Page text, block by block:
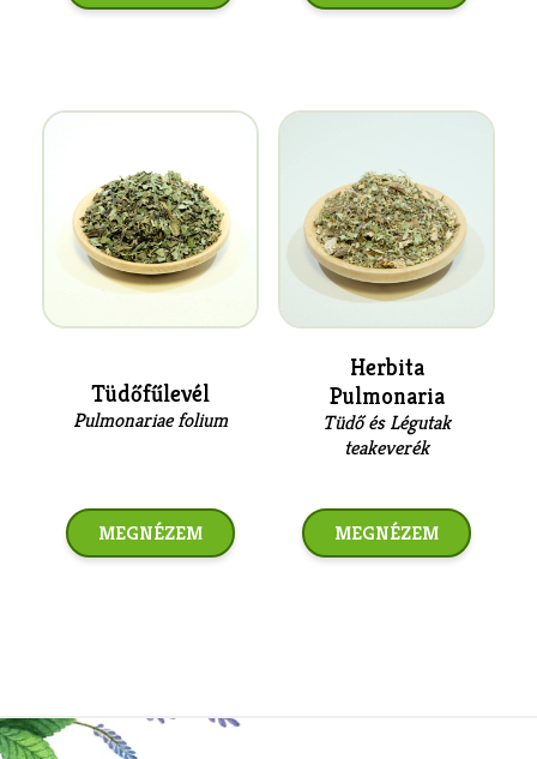
Tüdőfűlevél
Pulmonariae folium
MEGNÉZEM
Herbita
Pulmonaria
Tüdő és Légutak
teakeverék
MEGNÉZEM